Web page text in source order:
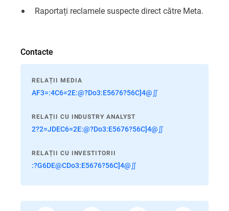
Raportați reclamele suspecte direct către Meta.
Contacte
RELAȚII MEDIA
AF3=:4C6=2E:@?Do3:E5676?56C]4@∬
RELAȚII CU INDUSTRY ANALYST
2?2=JDEC6=2E:@?Do3:E5676?56C]4@∬
RELAȚII CU INVESTITORII
:?G6DE@CDo3:E5676?56C]4@∬